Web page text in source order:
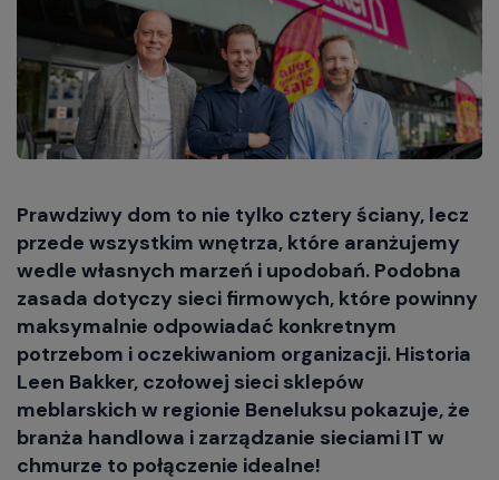
Prawdziwy dom to nie tylko cztery ściany, lecz
przede wszystkim wnętrza, które aranżujemy
wedle własnych marzeń i upodobań. Podobna
zasada dotyczy sieci firmowych, które powinny
maksymalnie odpowiadać konkretnym
potrzebom i oczekiwaniom organizacji. Historia
Leen Bakker, czołowej sieci sklepów
meblarskich w regionie Beneluksu pokazuje, że
branża handlowa i zarządzanie sieciami IT w
chmurze to połączenie idealne!